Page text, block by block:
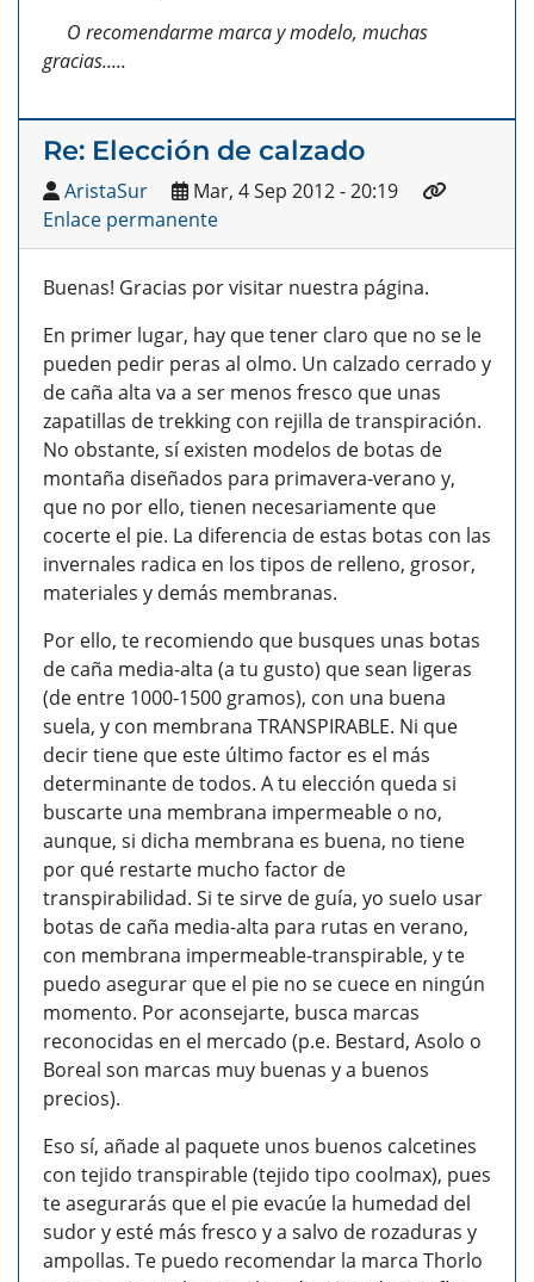
O recomendarme marca y modelo, muchas
gracias.....
Re: Elección de calzado
AristaSur
Mar, 4 Sep 2012 - 20:19
Enlace permanente
Buenas! Gracias por visitar nuestra página.
En primer lugar, hay que tener claro que no se le
pueden pedir peras al olmo. Un calzado cerrado y
de caña alta va a ser menos fresco que unas
zapatillas de trekking con rejilla de transpiración.
No obstante, sí existen modelos de botas de
montaña diseñados para primavera-verano y,
que no por ello, tienen necesariamente que
cocerte el pie. La diferencia de estas botas con las
invernales radica en los tipos de relleno, grosor,
materiales y demás membranas.
Por ello, te recomiendo que busques unas botas
de caña media-alta (a tu gusto) que sean ligeras
(de entre 1000-1500 gramos), con una buena
suela, y con membrana TRANSPIRABLE. Ni que
decir tiene que este último factor es el más
determinante de todos. A tu elección queda si
buscarte una membrana impermeable o no,
aunque, si dicha membrana es buena, no tiene
por qué restarte mucho factor de
transpirabilidad. Si te sirve de guía, yo suelo usar
botas de caña media-alta para rutas en verano,
con membrana impermeable-transpirable, y te
puedo asegurar que el pie no se cuece en ningún
momento. Por aconsejarte, busca marcas
reconocidas en el mercado (p.e. Bestard, Asolo o
Boreal son marcas muy buenas y a buenos
precios).
Eso sí, añade al paquete unos buenos calcetines
con tejido transpirable (tejido tipo coolmax), pues
te asegurarás que el pie evacúe la humedad del
sudor y esté más fresco y a salvo de rozaduras y
ampollas. Te puedo recomendar la marca Thorlo